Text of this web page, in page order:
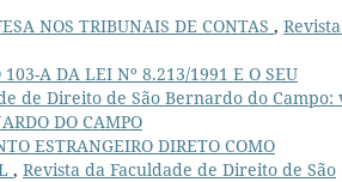
NOS TRIBUNAIS DE CONTAS ,
A DA LEI Nº 8.213/1991 E O SEU
de Direito de São Bernardo do Campo:
DO CAMPO
ESTRANGEIRO DIRETO COMO
, Revista da Faculdade de Direito de São